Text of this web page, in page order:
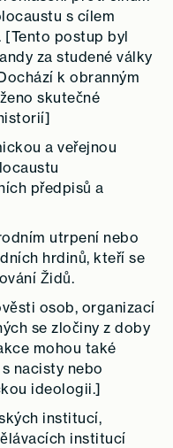
s cílem
postup byl
za studené války
k obranným
skutečné
a veřejnou
předpisů a
utrpení nebo
hrdinů, kteří se
Židů.
osob, organizací
se zločiny z doby
mohou také
nacisty nebo
ideologii.]
institucí,
institucí